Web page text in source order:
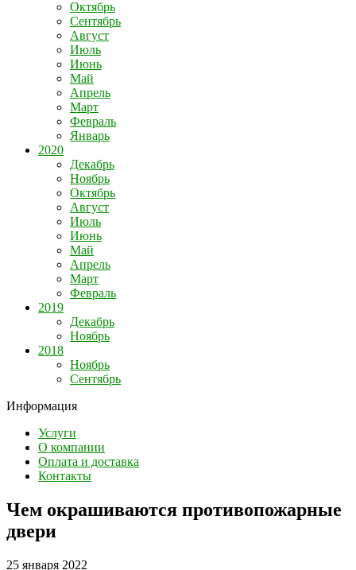
Октябрь
Сентябрь
Август
Июль
Июнь
Май
Апрель
Март
Февраль
Январь
2020
Декабрь
Ноябрь
Октябрь
Август
Июль
Июнь
Май
Апрель
Март
Февраль
2019
Декабрь
Ноябрь
2018
Ноябрь
Сентябрь
Информация
Услуги
О компании
Оплата и доставка
Контакты
Чем окрашиваются противопожарные
двери
25 января 2022